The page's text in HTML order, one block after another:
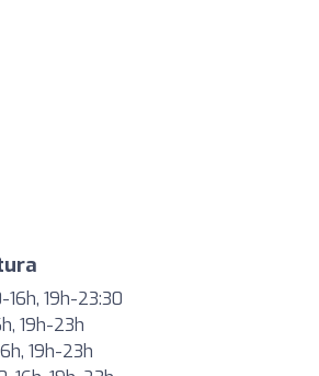
16h, 19h-23:30
19h-23h
19h-23h